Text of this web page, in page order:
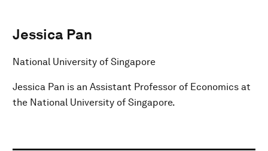
Jessica Pan
National University of Singapore
Jessica Pan is an Assistant Professor of Economics at
the National University of Singapore.